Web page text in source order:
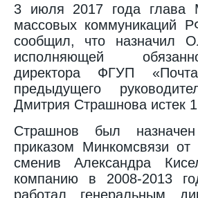
3 июля 2017 года глава
массовых коммуникаций
сообщил, что назначил
исполняющей
директора ФГУП
предыдущего
Дмитрия Страшнова истек
Страшнов был
приказом Минкомсвязи
сменив Александра
компанию в 2008-2013
работал генеральным